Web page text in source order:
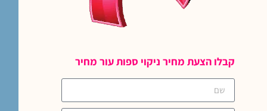
קבלו הצעת מחיר ניקוי ספות עור מחיר